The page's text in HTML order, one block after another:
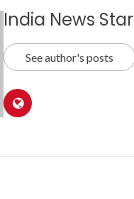
India News Star
See author's posts